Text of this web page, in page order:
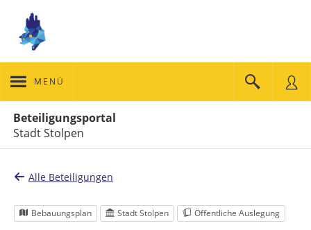
MENÜ
Beteiligungsportal
Stadt Stolpen
Alle Beteiligungen
Bebauungsplan Stadt Stolpen Öffentliche Auslegung